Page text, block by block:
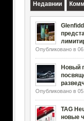
Недавнии
Опубликовано в
Новый
Опубликовано в
TAG
новые